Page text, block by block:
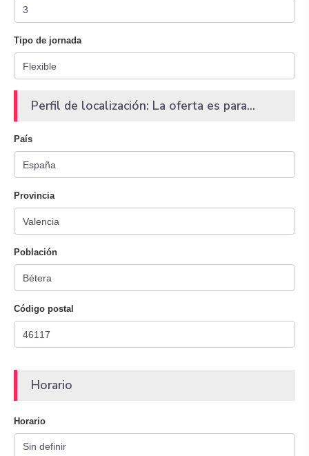
Tipo de jornada
Perfil de localización: La oferta es para...
País
Provincia
Población
Código postal
Horario
Horario